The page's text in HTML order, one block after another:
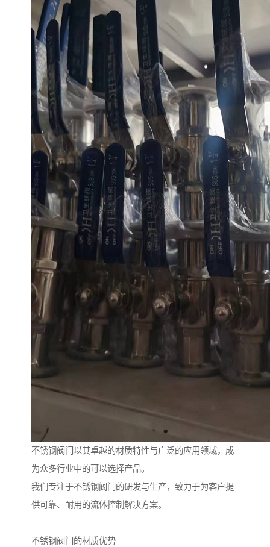
不锈钢阀门以其卓越的材质特性与广泛的应用领域，成
为众多行业中的可以选择产品。
我们专注于不锈钢阀门的研发与生产，致力于为客户提
供可靠、耐用的流体控制解决方案。
不锈钢阀门的材质优势